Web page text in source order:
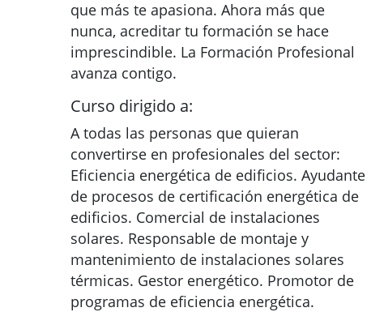
que más te apasiona. Ahora más que
nunca, acreditar tu formación se hace
imprescindible. La Formación Profesional
avanza contigo.
Curso dirigido a:
A todas las personas que quieran
convertirse en profesionales del sector:
Eficiencia energética de edificios. Ayudante
de procesos de certificación energética de
edificios. Comercial de instalaciones
solares. Responsable de montaje y
mantenimiento de instalaciones solares
térmicas. Gestor energético. Promotor de
programas de eficiencia energética.